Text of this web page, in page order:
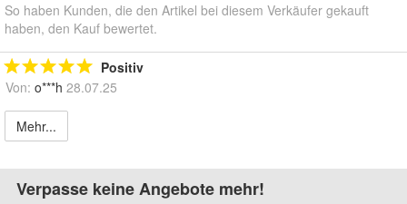
So haben Kunden, die den Artikel bei diesem Verkäufer gekauft
haben, den Kauf bewertet.
Positiv
Von: o***h 28.07.25
Mehr...
Verpasse keine Angebote mehr!